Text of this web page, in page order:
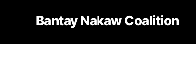
Bantay Nakaw Coalition